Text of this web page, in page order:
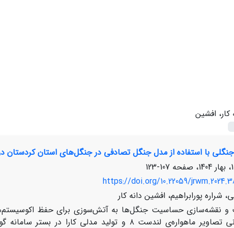
کار، افشین
با استفاده از مدل جنگل تصادفی در جنگل‌های استان کردستان
107-123
https://doi.org/10.22059/
شراره پورابراهیم، افشین دانه کار
نقشه‌سازی حساسیت جنگل‌ها به آتش‌سوزی برای حفظ